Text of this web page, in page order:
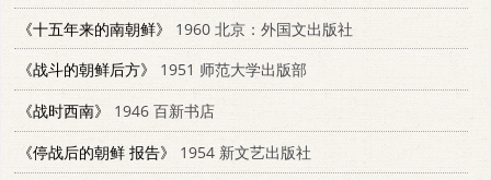
《十五年来的南朝鲜》
1960 北京：外国文出版社
《战斗的朝鲜后方》
1951 师范大学出版部
《战时西南》
1946 百新书店
《停战后的朝鲜 报告》
1954 新文艺出版社